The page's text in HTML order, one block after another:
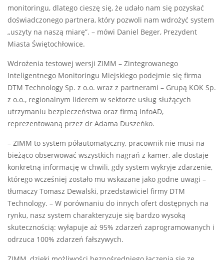
monitoringu, dlatego cieszę się, że udało nam się pozyskać
doświadczonego partnera, który pozwoli nam wdrożyć system
„uszyty na naszą miarę”. – mówi Daniel Beger, Prezydent
Miasta Świętochłowice.
Wdrożenia testowej wersji ZIMM – Zintegrowanego
Inteligentnego Monitoringu Miejskiego podejmie się firma
DTM Technology Sp. z o.o. wraz z partnerami – Grupą KOK Sp.
z o.o., regionalnym liderem w sektorze usług służących
utrzymaniu bezpieczeństwa oraz firmą InfoAD,
reprezentowaną przez dr Adama Duszeńko.
– ZIMM to system półautomatyczny, pracownik nie musi na
bieżąco obserwować wszystkich nagrań z kamer, ale dostaje
konkretną informację w chwili, gdy system wykryje zdarzenie,
którego wcześniej zostało mu wskazane jako godne uwagi –
tłumaczy Tomasz Dewalski, przedstawiciel firmy DTM
Technology. – W porównaniu do innych ofert dostępnych na
rynku, nasz system charakteryzuje się bardzo wysoką
skutecznością: wyłapuje aż 95% zdarzeń zaprogramowanych i
odrzuca 100% zdarzeń fałszywych.